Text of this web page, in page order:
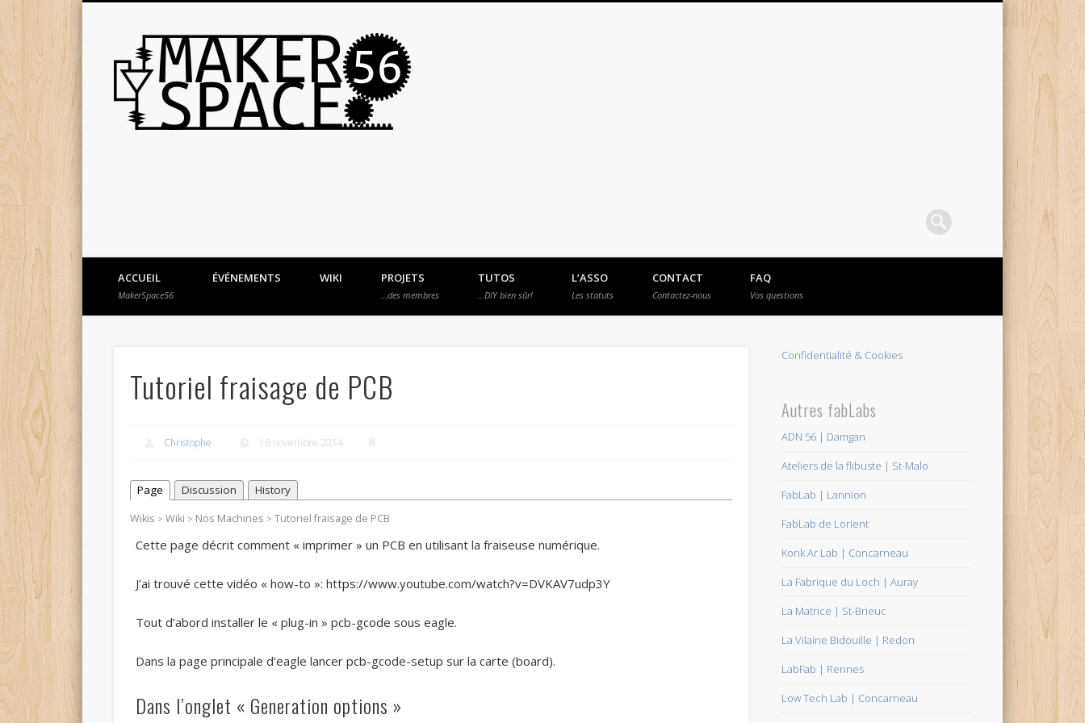
MakerSpace56
ACCUEIL
MakerSpace56
ÉVÉNEMENTS WIKI PROJETS
…des membres
TUTOS
…DIY bien sûr!
L’ASSO
Les statuts
CONTACT
Contactez-nous
FAQ
Vos questions
Tutoriel fraisage de PCB
Christophe 16 novembre 2014
Page Discussion History
Wikis > Wiki > Nos Machines > Tutoriel fraisage de PCB
Cette page décrit comment « imprimer » un PCB en utilisant la fraiseuse numérique.
J’ai trouvé cette vidéo « how-to »: https://www.youtube.com/watch?v=DVKAV7udp3Y
Tout d’abord installer le « plug-in » pcb-gcode sous eagle.
Dans la page principale d’eagle lancer pcb-gcode-setup sur la carte (board).
Dans l’onglet « Generation options »
Confidentialité & Cookies
Autres fabLabs
ADN 56 | Damgan
Ateliers de la flibuste | St-Malo
FabLab | Lannion
FabLab de Lorient
Konk Ar Lab | Concarneau
La Fabrique du Loch | Auray
La Matrice | St-Brieuc
La Vilaine Bidouille | Redon
LabFab | Rennes
Low Tech Lab | Concarneau